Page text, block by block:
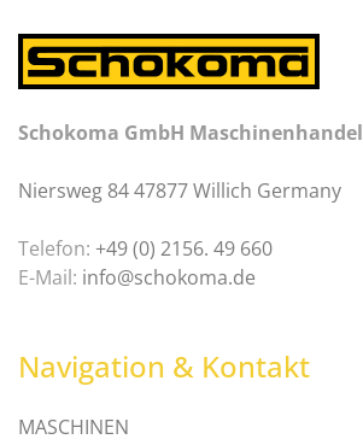
Schokoma GmbH Maschinenhandel
Niersweg 84 47877 Willich Germany
Telefon: +49 (0) 2156. 49 660
E-Mail: info@schokoma.de
Navigation & Kontakt
MASCHINEN